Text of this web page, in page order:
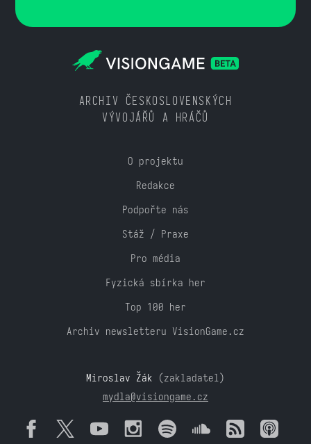
ARCHIV ČESKOSLOVENSKÝCH
VÝVOJÁŘŮ A HRÁČŮ
O projektu
Redakce
Podpořte nás
Stáž / Praxe
Pro média
Fyzická sbírka her
Top 100 her
Archiv newsletteru VisionGame.cz
Miroslav Žák (zakladatel)
mydla@visiongame.cz